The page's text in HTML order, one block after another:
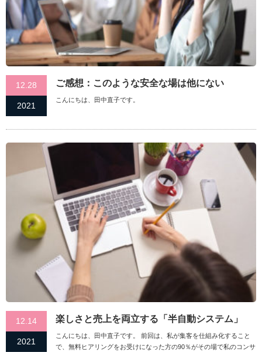
12.28
2021
ご感想：このような安全な場は他にない
こんにちは、田中直子です。
12.14
2021
楽しさと売上を両立する「半自動システム」
こんにちは、田中直子です。 前回は、私が集客を仕組み化すること
で、無料ヒアリングをお受けになった方の90％がその場で私のコンサ